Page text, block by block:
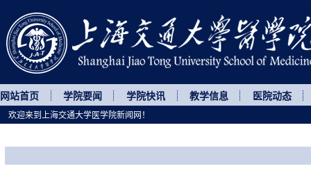
网站首页 学院要闻 学院快讯 教学信息 医院动态
欢迎来到上海交通大学医学院新闻网！